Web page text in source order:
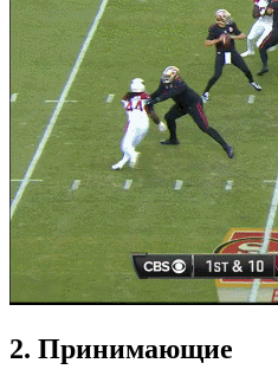
2. Принимающие